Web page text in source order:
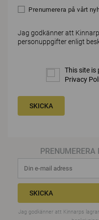
Prenumerera på vårt
Jag godkänner att
personuppgifter enligt
This site is
Privacy
SKICKA
SKICKA
Jag godkänner att Kinnarps